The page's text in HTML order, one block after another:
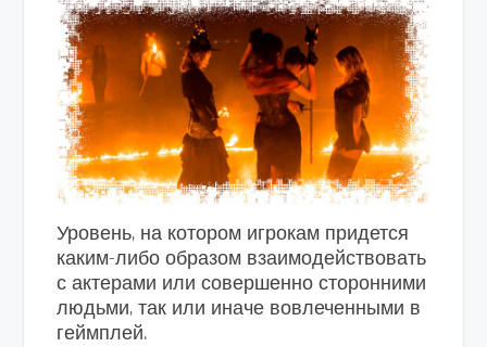
Уровень, на котором игрокам придется
каким-либо образом взаимодействовать
с актерами или совершенно сторонними
людьми, так или иначе вовлеченными в
геймплей.